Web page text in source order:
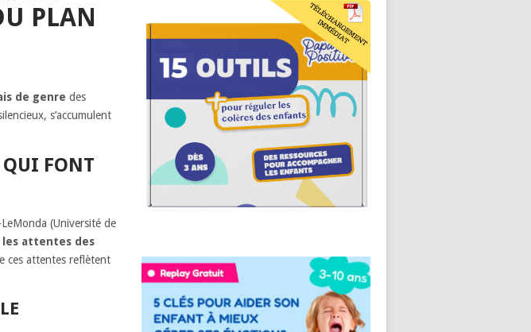
PLAN
de genre des
s’accumulent
QUI FONT
(Université de
les attentes des
ces attentes reflètent